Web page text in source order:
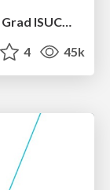
学びを得るための新卒 ISUCON / New Grad ISUCON for Learning
4 45k